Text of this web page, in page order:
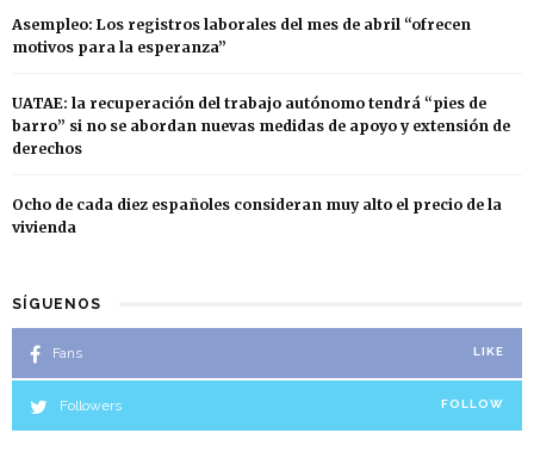
Asempleo: Los registros laborales del mes de abril “ofrecen
motivos para la esperanza”
UATAE: la recuperación del trabajo autónomo tendrá “pies de
barro” si no se abordan nuevas medidas de apoyo y extensión de
derechos
Ocho de cada diez españoles consideran muy alto el precio de la
vivienda
SÍGUENOS
Fans LIKE
Followers FOLLOW